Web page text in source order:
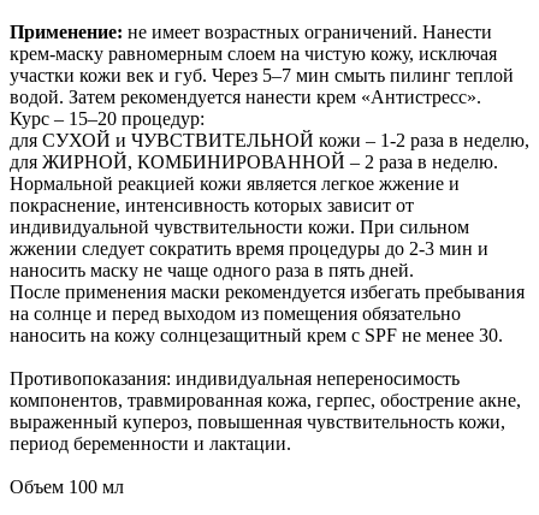
Применение: не имеет возрастных ограничений. Нанести
крем-маску равномерным слоем на чистую кожу, исключая
участки кожи век и губ. Через 5–7 мин смыть пилинг теплой
водой. Затем рекомендуется нанести крем «Антистресс».
Курс – 15–20 процедур:
для СУХОЙ и ЧУВСТВИТЕЛЬНОЙ кожи – 1-2 раза в неделю,
для ЖИРНОЙ, КОМБИНИРОВАННОЙ – 2 раза в неделю.
Нормальной реакцией кожи является легкое жжение и
покраснение, интенсивность которых зависит от
индивидуальной чувствительности кожи. При сильном
жжении следует сократить время процедуры до 2-3 мин и
наносить маску не чаще одного раза в пять дней.
После применения маски рекомендуется избегать пребывания
на солнце и перед выходом из помещения обязательно
наносить на кожу солнцезащитный крем с SPF не менее 30.
Противопоказания: индивидуальная непереносимость
компонентов, травмированная кожа, герпес, обострение акне,
выраженный купероз, повышенная чувствительность кожи,
период беременности и лактации.
Объем 100 мл